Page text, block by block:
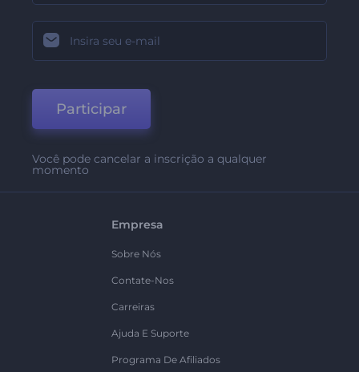
Participar
Você pode cancelar a inscrição a qualquer
momento
Empresa
Sobre Nós
Contate-Nos
Carreiras
Ajuda E Suporte
Programa De Afiliados